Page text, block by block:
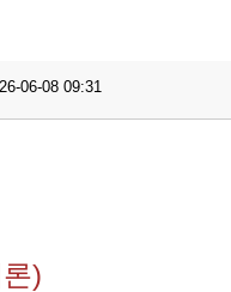
06-08 09:31
)